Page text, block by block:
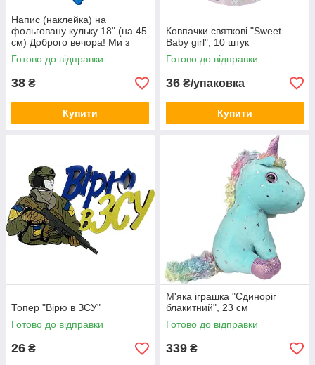
Напис (наклейка) на
фольговану кульку 18" (на 45
см) Доброго вечора! Ми з
України! (будь-який колір)
Готово до відправки
38 ₴
Купити
Ковпачки святкові "Sweet
Baby girl", 10 штук
Готово до відправки
36 ₴/упаковка
Купити
Топер "Вірю в ЗСУ"
Готово до відправки
26 ₴
М'яка іграшка "Єдиноріг
блакитний", 23 см
Готово до відправки
339 ₴